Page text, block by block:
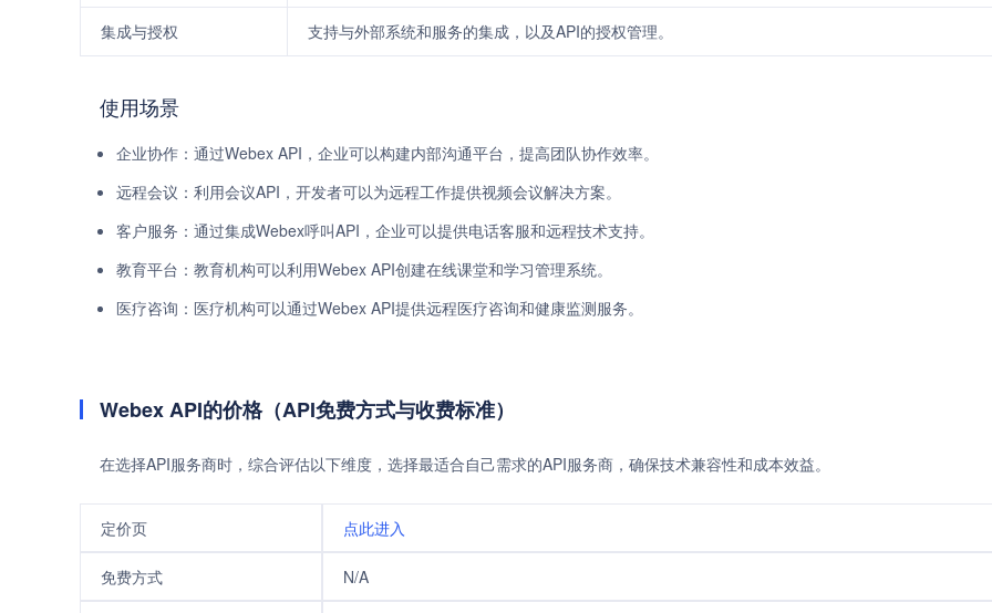
集成与授权 支持与外部系统和服务的集成，以及API的授权管理。
使用场景
企业协作：通过Webex API，企业可以构建内部沟通平台，提高团队协作效率。
远程会议：利用会议API，开发者可以为远程工作提供视频会议解决方案。
客户服务：通过集成Webex呼叫API，企业可以提供电话客服和远程技术支持。
教育平台：教育机构可以利用Webex API创建在线课堂和学习管理系统。
医疗咨询：医疗机构可以通过Webex API提供远程医疗咨询和健康监测服务。
Webex API的价格（API免费方式与收费标准）
在选择API服务商时，综合评估以下维度，选择最适合自己需求的API服务商，确保技术兼容性和成本效益。
定价页 点此进入
免费方式 N/A